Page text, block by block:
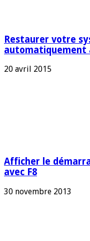
Restaurer votre
automatiquement
20 avril 2015
Afficher le
avec F8
30 novembre 2013